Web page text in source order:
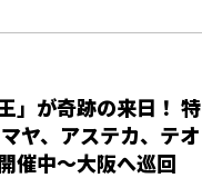
」が奇跡の来日！ 特
ヤ、アステカ、テオ
催中～大阪へ巡回